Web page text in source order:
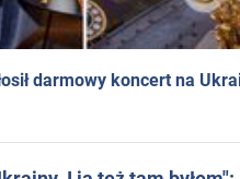
darmowy koncert na